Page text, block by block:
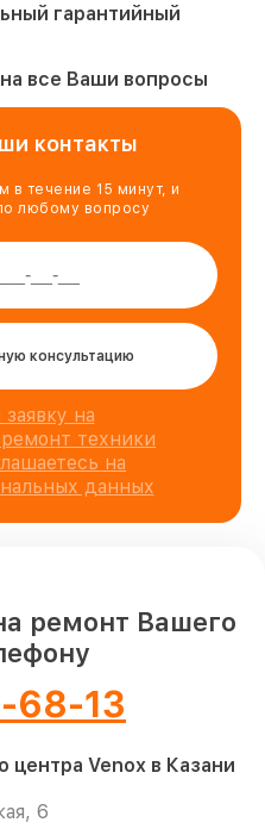
гарантийный
все Ваши вопросы
контакты
в течение 15 минут, и
любому вопросу
консультацию
на
техники
на
данных
ремонт Вашего
68-13
центра Venox в Казани
6